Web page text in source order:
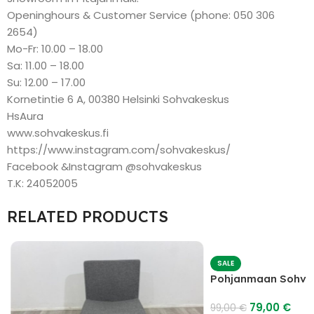
Openinghours & Customer Service (phone: 050 306
2654)
Mo-Fr: 10.00 – 18.00
Sa: 11.00 – 18.00
Su: 12.00 – 17.00
Kornetintie 6 A, 00380 Helsinki Sohvakeskus
HsAura
www.sohvakeskus.fi
https://www.instagram.com/sohvakeskus/
Facebook &Instagram @sohvakeskus
T.K: 24052005
RELATED PRODUCTS
SALE
Pohjanmaan
99,00€ 79,00 €